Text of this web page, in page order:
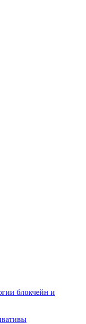
блокчейн и